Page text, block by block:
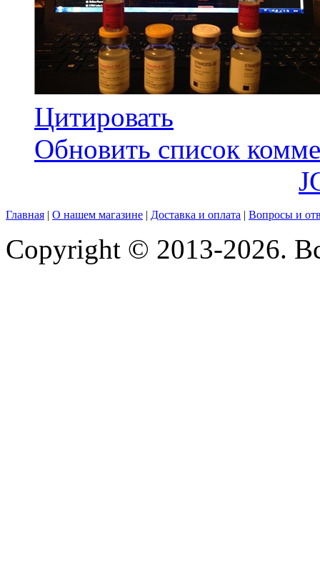
Цитировать
Обновить список
Главная | О нашем магазине | Доставка и оплата | Вопросы и
Copyright © 2013-2026.